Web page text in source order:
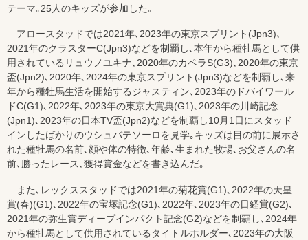
テーマ｡25人のキッズが参加した｡
アロースタッドでは2021年､2023年の東京スプリント(Jpn3)､
2021年のクラスターC(Jpn3)などを制覇し､本年から種牡馬として供
用されているリュウノユキナ､2020年のカペラS(G3)､2020年の東京
盃(Jpn2)､2020年､2024年の東京スプリント(Jpn3)などを制覇し､来
年から種牡馬生活を開始するジャスティン､2023年のドバイワール
ドC(G1)､2022年､2023年の東京大賞典(G1)､2023年の川崎記念
(Jpn1)､2023年の日本TV盃(Jpn2)などを制覇し10月1日にスタッド
インしたばかりのウシュバテソーロを見学｡キッズは目の前に展示さ
れた種牡馬の名前､顔や体の特徴､年齢､生まれた牧場､お父さんの名
前､勝ったレース､獲得賞金などを書き込んだ｡
また､レックススタッドでは2021年の菊花賞(G1)､2022年の天皇
賞(春)(G1)､2022年の宝塚記念(G1)､2022年､2023年の日経賞(G2)､
2021年の弥生賞ディープインパクト記念(G2)などを制覇し､2024年
から種牡馬として供用されているタイトルホルダー､2023年の大阪